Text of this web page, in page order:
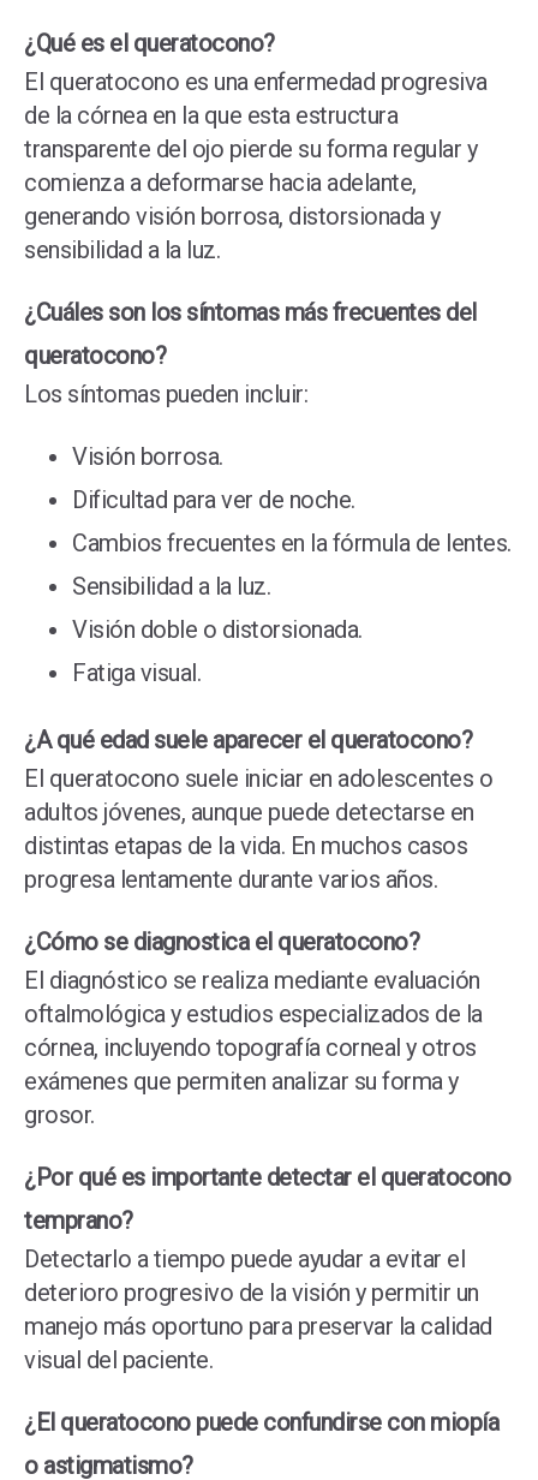
¿Qué es el queratocono?
El queratocono es una enfermedad progresiva
de la córnea en la que esta estructura
transparente del ojo pierde su forma regular y
comienza a deformarse hacia adelante,
generando visión borrosa, distorsionada y
sensibilidad a la luz.
¿Cuáles son los síntomas más frecuentes del
queratocono?
Los síntomas pueden incluir:
Visión borrosa.
Dificultad para ver de noche.
Cambios frecuentes en la fórmula de lentes.
Sensibilidad a la luz.
Visión doble o distorsionada.
Fatiga visual.
¿A qué edad suele aparecer el queratocono?
El queratocono suele iniciar en adolescentes o
adultos jóvenes, aunque puede detectarse en
distintas etapas de la vida. En muchos casos
progresa lentamente durante varios años.
¿Cómo se diagnostica el queratocono?
El diagnóstico se realiza mediante evaluación
oftalmológica y estudios especializados de la
córnea, incluyendo topografía corneal y otros
exámenes que permiten analizar su forma y
grosor.
¿Por qué es importante detectar el queratocono
temprano?
Detectarlo a tiempo puede ayudar a evitar el
deterioro progresivo de la visión y permitir un
manejo más oportuno para preservar la calidad
visual del paciente.
¿El queratocono puede confundirse con miopía
o astigmatismo?